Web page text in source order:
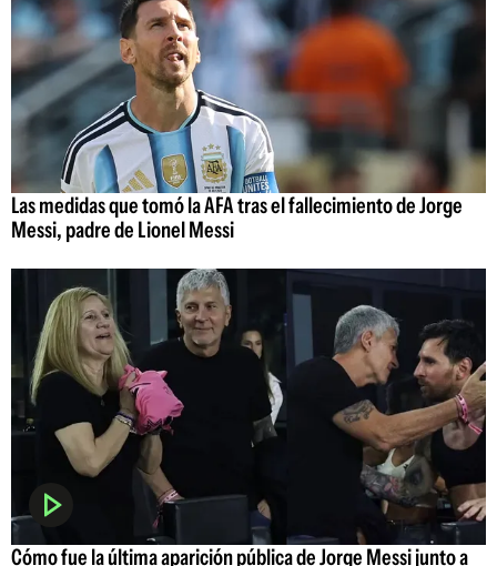
Las medidas que tomó la AFA tras el fallecimiento de Jorge
Messi, padre de Lionel Messi
Cómo fue la última aparición pública de Jorge Messi junto a